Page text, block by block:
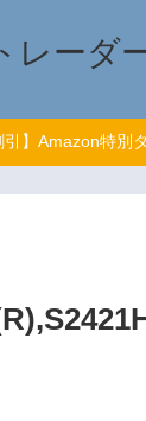
レーダ
引】Amazon特